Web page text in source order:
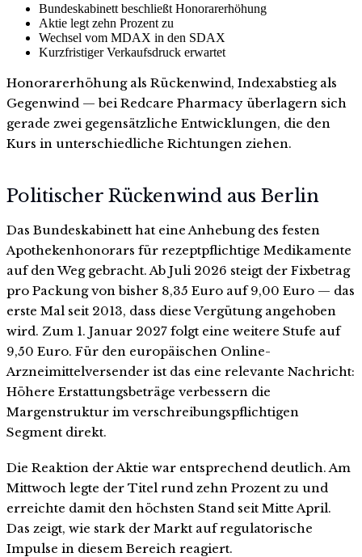
Bundeskabinett beschließt Honorarerhöhung
Aktie legt zehn Prozent zu
Wechsel vom MDAX in den SDAX
Kurzfristiger Verkaufsdruck erwartet
Honorarerhöhung als Rückenwind, Indexabstieg als
Gegenwind — bei Redcare Pharmacy überlagern sich
gerade zwei gegensätzliche Entwicklungen, die den
Kurs in unterschiedliche Richtungen ziehen.
Politischer Rückenwind aus Berlin
Das Bundeskabinett hat eine Anhebung des festen
Apothekenhonorars für rezeptpflichtige Medikamente
auf den Weg gebracht. Ab Juli 2026 steigt der Fixbetrag
pro Packung von bisher 8,35 Euro auf 9,00 Euro — das
erste Mal seit 2013, dass diese Vergütung angehoben
wird. Zum 1. Januar 2027 folgt eine weitere Stufe auf
9,50 Euro. Für den europäischen Online-
Arzneimittelversender ist das eine relevante Nachricht:
Höhere Erstattungsbeträge verbessern die
Margenstruktur im verschreibungspflichtigen
Segment direkt.
Die Reaktion der Aktie war entsprechend deutlich. Am
Mittwoch legte der Titel rund zehn Prozent zu und
erreichte damit den höchsten Stand seit Mitte April.
Das zeigt, wie stark der Markt auf regulatorische
Impulse in diesem Bereich reagiert.